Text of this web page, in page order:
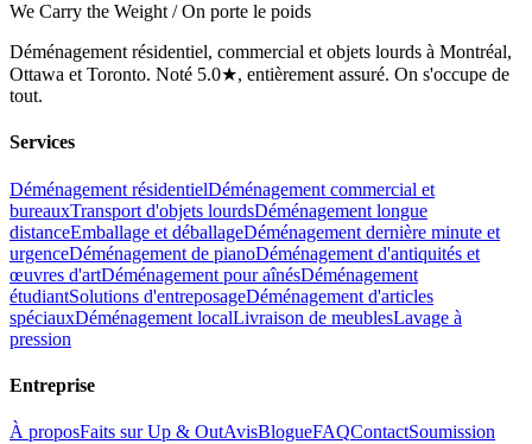
We Carry the Weight / On porte le poids
Déménagement résidentiel, commercial et objets lourds à Montréal,
Ottawa et Toronto. Noté 5.0★, entièrement assuré. On s'occupe de
tout.
Services
Déménagement résidentielDéménagement commercial et
bureauxTransport d'objets lourdsDéménagement longue
distanceEmballage et déballageDéménagement dernière minute et
urgenceDéménagement de pianoDéménagement d'antiquités et
œuvres d'artDéménagement pour aînésDéménagement
étudiantSolutions d'entreposageDéménagement d'articles
spéciauxDéménagement localLivraison de meublesLavage à
pression
Entreprise
À proposFaits sur Up & OutAvisBlogueFAQContactSoumission